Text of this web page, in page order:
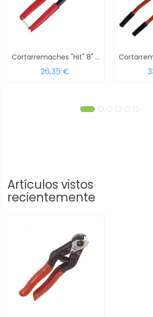
Cortarremaches "Hit" 8" (200 mm.)
26,35 €
Artículos vistos
recientemente